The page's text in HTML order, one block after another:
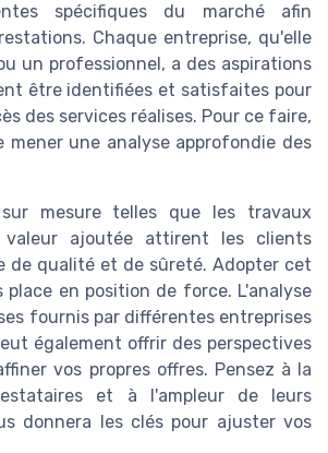
spécifiques du marché afin
Chaque entreprise, qu'elle
un professionnel, a des aspirations
être identifiées et satisfaites pour
des services réalises. Pour ce faire,
mener une analyse approfondie des
mesuretelles que les travaux
ajoutée attirent les clients
de qualité et de sûreté. Adopter cet
en position de force. L'analyse
fournis par différentes entreprises
également offrir des perspectives
vos propres offres. Pensez à la
et à l'ampleur de leurs
donnera les clés pour ajuster vos